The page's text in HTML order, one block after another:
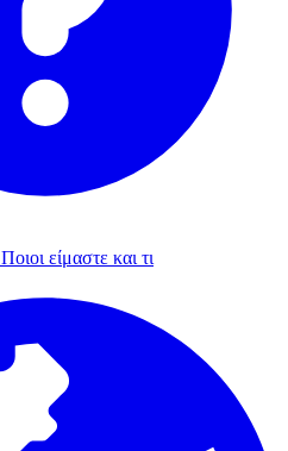
Ποιοι είμαστε και τι